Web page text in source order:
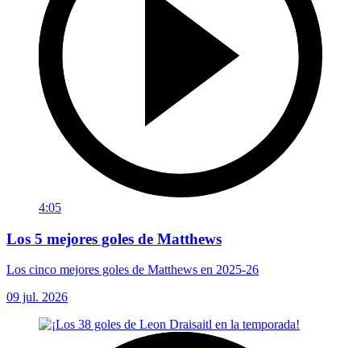
4:05
Los 5 mejores goles de Matthews
Los cinco mejores goles de Matthews en 2025-26
09 jul. 2026